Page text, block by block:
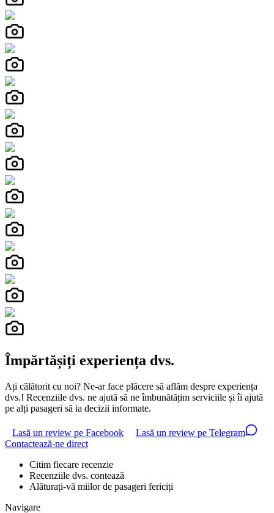
Împărtășiți experiența dvs.
Ați călătorit cu noi? Ne-ar face plăcere să aflăm despre experiența
dvs.! Recenziile dvs. ne ajută să ne îmbunătățim serviciile și îi ajută
pe alți pasageri să ia decizii informate.
Lasă un review pe Facebook
Lasă un review pe Telegram
Contactează-ne direct
Citim fiecare recenzie
Recenziile dvs. contează
Alăturați-vă miilor de pasageri fericiți
Navigare